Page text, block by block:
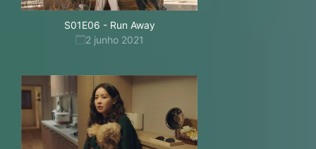
S01E06 - Run Away
2 junho 2021